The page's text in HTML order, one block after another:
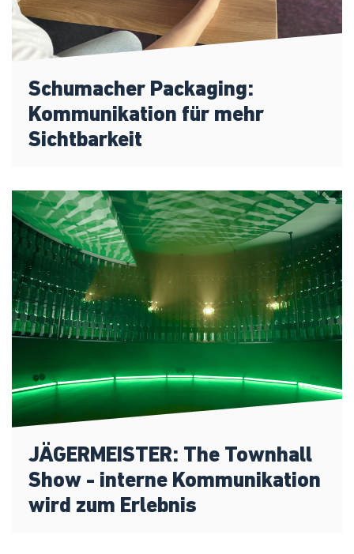
Schumacher Packaging:
Kommunikation für mehr
Sichtbarkeit
JÄGERMEISTER: The Townhall
Show - interne Kommunikation
wird zum Erlebnis